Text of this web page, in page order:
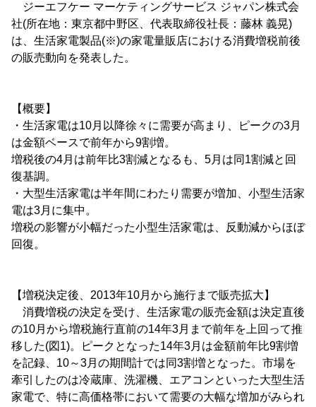
ジーエフケー マーケティングサービス ジャパン株式会
社(所在地：東京都中野区、代表取締役社長：藤林 義晃)
は、生活家電製品(※)の家電量販店における消費増税前後
の販売動向を発表した。
【概要】
・生活家電は10月以降徐々に需要が高まり、ピークの3月
は金額ベースで前年から9割増。
増税後の4月は前年比3割減となるも、5月は同1割減と回
復基調。
・大型生活家電は半年間にわたり需要が増加、小型生活家
電は3月に集中。
増税の影響が小幅だった小型生活家電は、反動減からほぼ
回復。
【増税決定後、2013年10月から施行まで販売拡大】
消費増税の決定を受け、生活家電の販売金額は決定直後
の10月から増税施行直前の14年3月まで前年を上回って推
移した(図1)。ピークとなった14年3月は金額前年比9割増
を記録、10～3月の期間計では同3割増となった。市場を
牽引したのは冷蔵庫、洗濯機、エアコンといった大型生活
家電で、特に高価格帯において需要の大幅な増加がみられ